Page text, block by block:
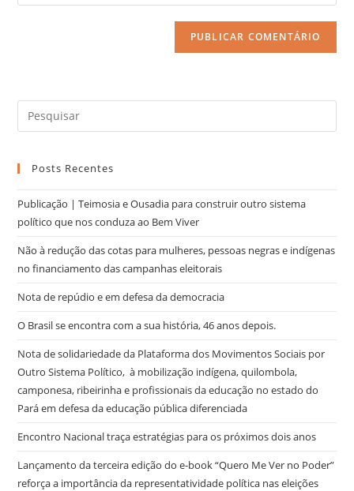
Posts Recentes
Publicação | Teimosia e Ousadia para construir outro sistema
político que nos conduza ao Bem Viver
Não à redução das cotas para mulheres, pessoas negras e indígenas
no financiamento das campanhas eleitorais
Nota de repúdio e em defesa da democracia
O Brasil se encontra com a sua história, 46 anos depois.
Nota de solidariedade da Plataforma dos Movimentos Sociais por
Outro Sistema Político, à mobilização indígena, quilombola,
camponesa, ribeirinha e profissionais da educação no estado do
Pará em defesa da educação pública diferenciada
Encontro Nacional traça estratégias para os próximos dois anos
Lançamento da terceira edição do e-book “Quero Me Ver no Poder”
reforça a importância da representatividade política nas eleições